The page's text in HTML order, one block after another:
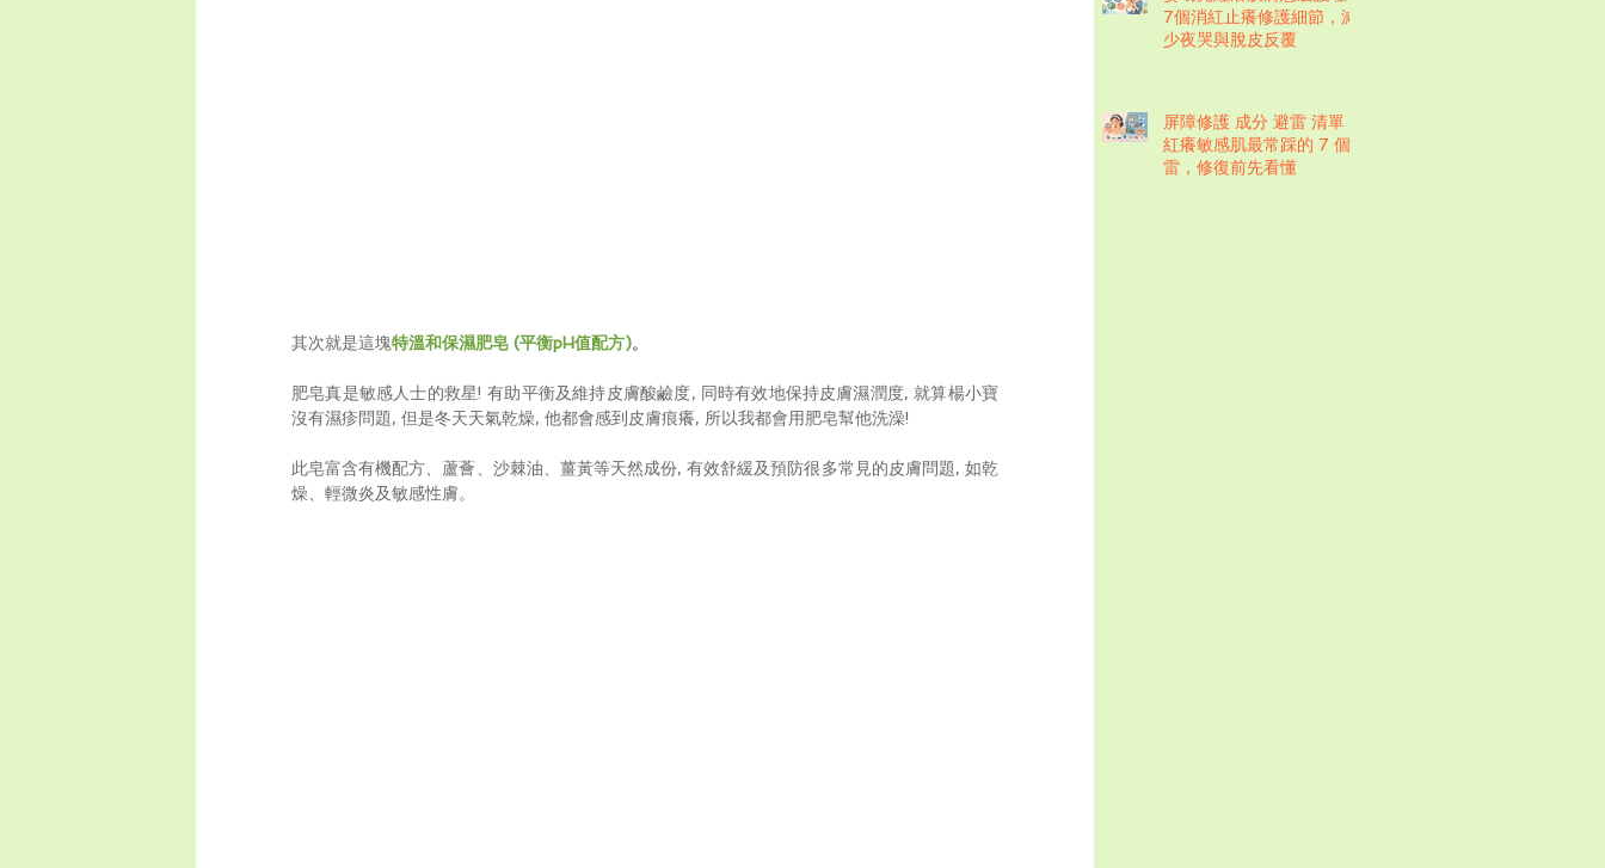
其次就是這塊特溫和保濕肥皂 (平衡pH值配方)。
肥皂真是敏感人士的救星! 有助平衡及維持皮膚酸鹼度, 同時有效地保持皮膚濕潤度, 就算楊小寶
沒有濕疹問題, 但是冬天天氣乾燥, 他都會感到皮膚痕癢, 所以我都會用肥皂幫他洗澡!
此皂富含有機配方、蘆薈、沙棘油、薑黃等天然成份, 有效舒緩及預防很多常見的皮膚問題, 如乾
燥、輕微炎及敏感性膚。
7個消紅止癢修護細節，減
少夜哭與脫皮反覆
屏障修護 成分 避雷 清單：
紅癢敏感肌最常踩的 7 個
雷，修復前先看懂